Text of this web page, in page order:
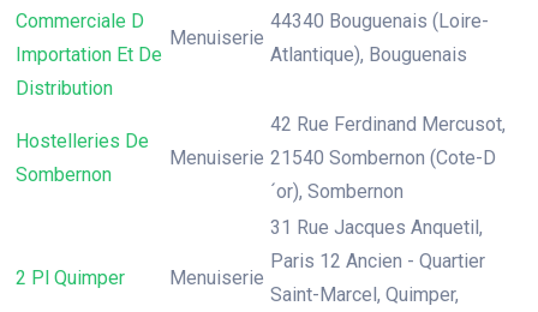
Commerciale D
Importation Et De
Distribution
Menuiserie
44340 Bouguenais (Loire-
Atlantique), Bouguenais
Hostelleries De
Sombernon
Menuiserie
42 Rue Ferdinand Mercusot,
21540 Sombernon (Cote-D
´or), Sombernon
2 Pl Quimper Menuiserie
31 Rue Jacques Anquetil,
Paris 12 Ancien - Quartier
Saint-Marcel, Quimper,